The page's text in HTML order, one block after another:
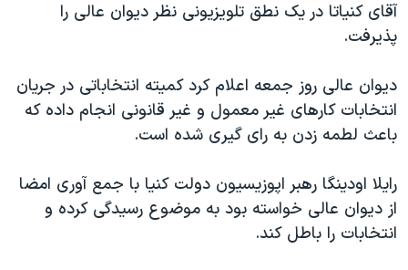
دادگاه حمید نوری
چهل سال گروگان‌گیری
قانون شفافیت دارائی کادر رهبری ایران
اعتراضات مردمی آبان ۹۸
اسرائیل در جنگ
نرگس محمدی برنده جایزه نوبل صلح
همایش محافظه‌کاران آمریکا «سی‌پک»
صفحه‌های ویژه
آقای کنیاتا در یک نطق تلویزیونی نظر دیوان عالی را
پذیرفت.
دیوان عالی روز جمعه اعلام کرد کمیته انتخاباتی در جریان
انتخابات کارهای غیر معمول و غیر قانونی انجام داده که
باعث لطمه زدن به رای گیری شده است.
رایلا اودینگا رهبر اپوزیسیون دولت کنیا با جمع آوری امضا
از دیوان عالی خواسته بود به موضوع رسیدگی کرده و
انتخابات را باطل کند.